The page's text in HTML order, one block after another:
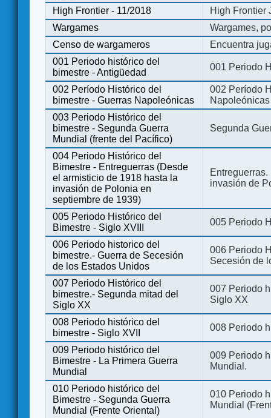
High Frontier - 11/2018
High Frontier
Wargames
Wargames,
Censo de wargameros
Encuentra
001 Periodo histórico del
bimestre - Antigüedad
001 Periodo
002 Período Histórico del
bimestre - Guerras Napoleónicas
002 Período
Napoleónicas
003 Periodo Histórico del
bimestre - Segunda Guerra
Mundial (frente del Pacífico)
Segunda
004 Periodo Histórico del
Bimestre - Entreguerras (Desde
el armisticio de 1918 hasta la
invasión de Polonia en
septiembre de 1939)
invasión de
005 Periodo Histórico del
Bimestre - Siglo XVIII
005 Periodo
006 Periodo historico del
bimestre.- Guerra de Secesión
de los Estados Unidos
006 Periodo
Secesión de
007 Periodo Histórico del
bimestre.- Segunda mitad del
Siglo XX
007 Periodo
Siglo XX
008 Periodo histórico del
bimestre - Siglo XVII
008 Periodo
009 Periodo histórico del
Bimestre - La Primera Guerra
Mundial
009 Periodo
Mundial.
010 Periodo histórico del
Bimestre - Segunda Guerra
Mundial (Frente Oriental)
010 Periodo
Mundial